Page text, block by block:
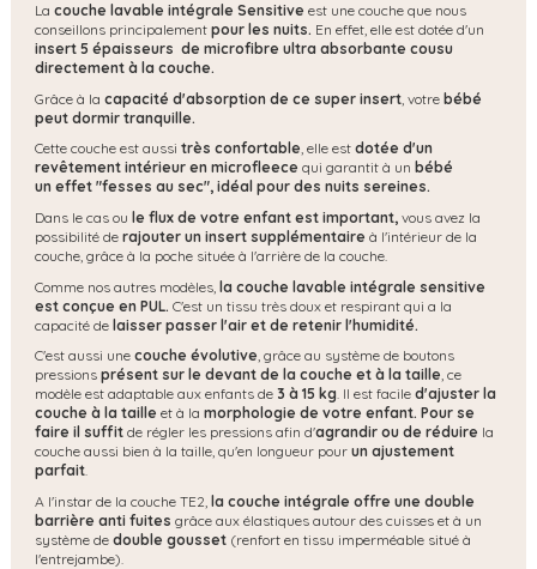
La couche lavable intégrale Sensitive est une couche que nous
conseillons principalement pour les nuits. En effet, elle est dotée d'un
insert 5 épaisseurs de microfibre ultra absorbante cousu
directement à la couche.
Grâce à la capacité d'absorption de ce super insert , votre bébé
peut dormir tranquille.
Cette couche est aussi très confortable, elle est dotée d'un
revêtement intérieur en microfleece qui garantit à un bébé
un effet "fesses au sec", idéal pour des nuits sereines.
Dans le cas ou le flux de votre enfant est important, vous avez la
possibilité de rajouter un insert supplémentaire à l'intérieur de la
couche, grâce à la poche située à l'arrière de la couche.
Comme nos autres modèles, la couche lavable intégrale sensitive
est conçue en PUL. C'est un tissu très doux et respirant qui a la
capacité de laisser passer l'air et de retenir l'humidité.
C'est aussi une couche évolutive, grâce au système de boutons
pressions présent sur le devant de la couche et à la taille, ce
modèle est adaptable aux enfants de 3 à 15 kg. Il est facile d'ajuster la
couche à la taille et à la morphologie de votre enfant. Pour se
faire il suffit de régler les pressions afin d'agrandir ou de réduire la
couche aussi bien à la taille, qu'en longueur pour un ajustement
parfait.
A l'instar de la couche TE2, la couche intégrale offre une double
barrière anti fuites grâce aux élastiques autour des cuisses et à un
système de double gousset (renfort en tissu imperméable situé à
l'entrejambe).